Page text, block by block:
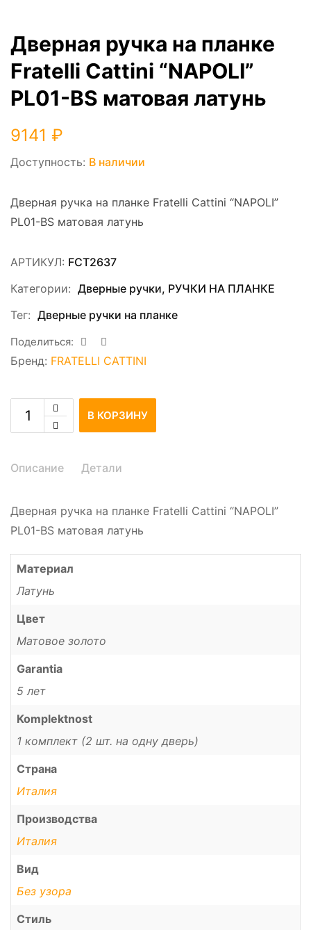
Дверная ручка на планке
Fratelli Cattini “NAPOLI”
PL01-BS матовая латунь
9141 ₽
Доступность: В наличии
Дверная ручка на планке Fratelli Cattini “NAPOLI”
PL01-BS матовая латунь
АРТИКУЛ: FCT2637
Категории: Дверные ручки, РУЧКИ НА ПЛАНКЕ
Тег: Дверные ручки на планке
Поделиться:
Бренд: FRATELLI CATTINI
В КОРЗИНУ
Описание Детали
Дверная ручка на планке Fratelli Cattini “NAPOLI”
PL01-BS матовая латунь
Материал
Латунь
Цвет
Матовое золото
Garantia
5 лет
Komplektnost
1 комплект (2 шт. на одну дверь)
Страна
Италия
Производства
Италия
Вид
Без узора
Стиль